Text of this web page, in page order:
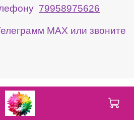
79958975626
МАХ или звоните